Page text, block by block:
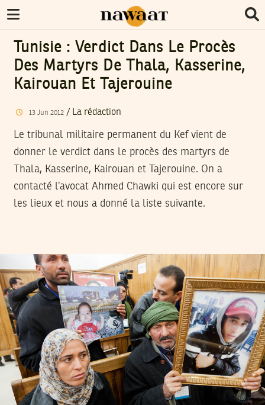
Tunisie : Verdict Dans Le Procès
Des Martyrs De Thala, Kasserine,
Kairouan Et Tajerouine
13 Jun 2012/ La rédaction
Le tribunal militaire permanent du Kef vient de
donner le verdict dans le procès des martyrs de
Thala, Kasserine, Kairouan et Tajerouine. On a
contacté l’avocat Ahmed Chawki qui est encore sur
les lieux et nous a donné la liste suivante.